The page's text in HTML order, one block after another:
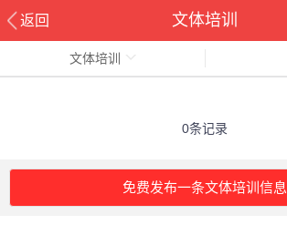
返回 文体培训
文体培训
0条记录
免费发布一条文体培训信息